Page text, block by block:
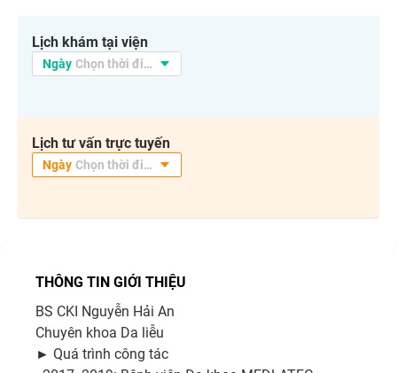
Lịch khám tại viện
Lịch tư vấn trực tuyến
THÔNG TIN GIỚI THIỆU
BS CKI Nguyễn Hải An
Chuyên khoa Da liễu
► Quá trình công tác